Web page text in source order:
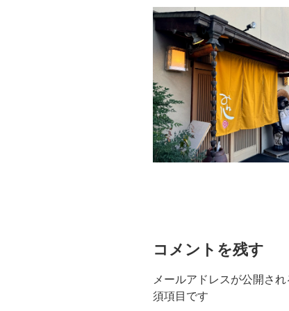
コメントを残す
メールアドレスが公開され
須項目です